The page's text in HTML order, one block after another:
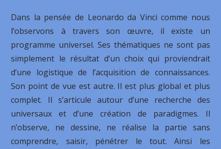
Dans la pensée de Leonardo da Vinci comme nous
l’observons à travers son œuvre, il existe un
programme universel. Ses thématiques ne sont pas
simplement le résultat d’un choix qui proviendrait
d’une logistique de l’acquisition de connaissances.
Son point de vue est autre. Il est plus global et plus
complet. Il s’articule autour d’une recherche des
universaux et d’une création de paradigmes. Il
n’observe, ne dessine, ne réalise la partie sans
comprendre, saisir, pénétrer le tout. Ainsi les